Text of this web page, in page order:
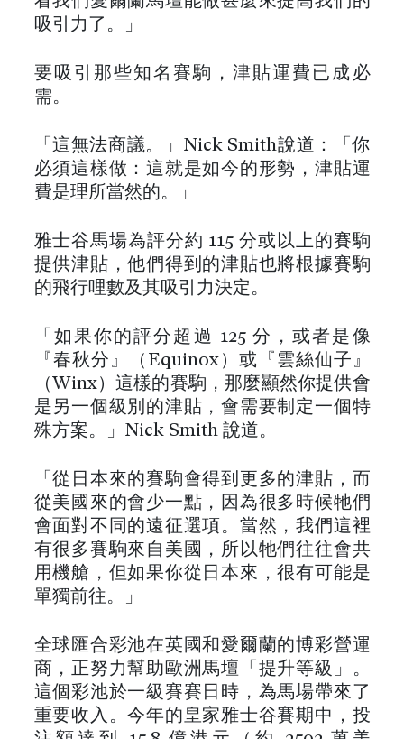
吸引力了。」
要吸引那些知名賽駒，津貼運費已成必
需。
「這無法商議。」Nick Smith說道：「你
必須這樣做：這就是如今的形勢，津貼運
費是理所當然的。」
雅士谷馬場為評分約 115 分或以上的賽駒
提供津貼，他們得到的津貼也將根據賽駒
的飛行哩數及其吸引力決定。
「如果你的評分超過 125 分，或者是像
『春秋分』（Equinox）或『雲絲仙子』
（Winx）這樣的賽駒，那麼顯然你提供會
是另一個級別的津貼，會需要制定一個特
殊方案。」Nick Smith 說道。
「從日本來的賽駒會得到更多的津貼，而
從美國來的會少一點，因為很多時候牠們
會面對不同的遠征選項。當然，我們這裡
有很多賽駒來自美國，所以牠們往往會共
用機艙，但如果你從日本來，很有可能是
單獨前往。」
全球匯合彩池在英國和愛爾蘭的博彩營運
商，正努力幫助歐洲馬壇「提升等級」。
這個彩池於一級賽賽日時，為馬場帶來了
重要收入。今年的皇家雅士谷賽期中，投